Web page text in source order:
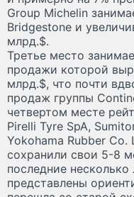
Group Michelin
Bridgestone и
млрд.$.
Третье место
продажи которой
млрд.$, что почти
продаж группы
четвертом месте
Pirelli Tyre SpA,
Yokohama Rubber
сохранили свои 5-8
последние
представлены